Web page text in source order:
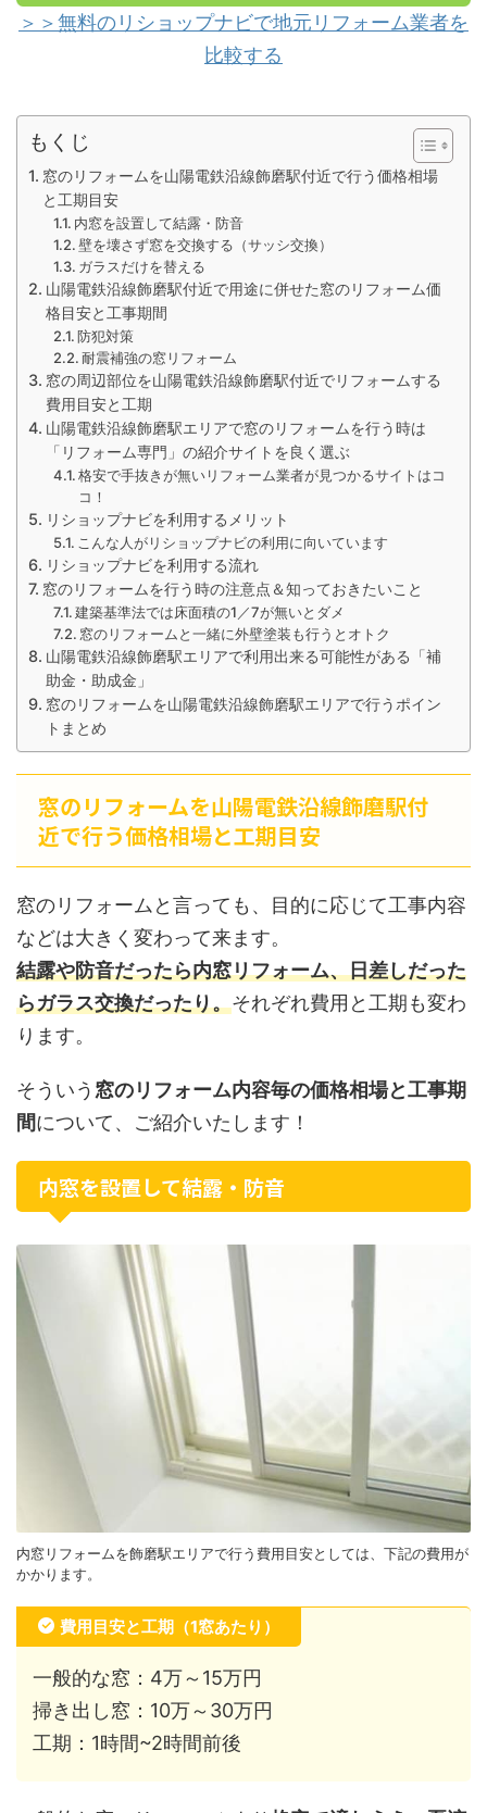
＞＞無料のリショップナビで地元リフォーム業者を
比較する
もくじ
窓のリフォームを山陽電鉄沿線飾磨駅付近で行う価格相場
と工期目安
内窓を設置して結露・防音
壁を壊さず窓を交換する（サッシ交換）
ガラスだけを替える
山陽電鉄沿線飾磨駅付近で用途に併せた窓のリフォーム価
格目安と工事期間
防犯対策
耐震補強の窓リフォーム
窓の周辺部位を山陽電鉄沿線飾磨駅付近でリフォームする
費用目安と工期
山陽電鉄沿線飾磨駅エリアで窓のリフォームを行う時は
「リフォーム専門」の紹介サイトを良く選ぶ
格安で手抜きが無いリフォーム業者が見つかるサイトはコ
コ！
リショップナビを利用するメリット
こんな人がリショップナビの利用に向いています
リショップナビを利用する流れ
窓のリフォームを行う時の注意点＆知っておきたいこと
建築基準法では床面積の1／7が無いとダメ
窓のリフォームと一緒に外壁塗装も行うとオトク
山陽電鉄沿線飾磨駅エリアで利用出来る可能性がある「補
助金・助成金」
窓のリフォームを山陽電鉄沿線飾磨駅エリアで行うポイン
トまとめ
窓のリフォームを山陽電鉄沿線飾磨駅付
近で行う価格相場と工期目安
窓のリフォームと言っても、目的に応じて工事内容
などは大きく変わって来ます。
結露や防音だったら内窓リフォーム、日差しだった
らガラス交換だったり。それぞれ費用と工期も変わ
ります。
そういう 窓のリフォーム内容毎の価格相場と工事期
間について、ご紹介いたします！
内窓を設置して結露・防音
内窓リフォームを飾磨駅エリアで行う費用目安としては、下記の費用が
かかります。
費用目安と工期（1窓あたり）
一般的な窓：4万～15万円
掃き出し窓：10万～30万円
工期：1時間~2時間前後